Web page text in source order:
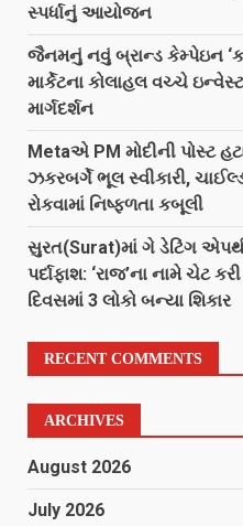
સ્પર્ધાનું આયોજન
જૈનમનું નવું બ્રાન્ડ કેમ્પેઇન
માર્કેટના કોલાહલ વચ્ચે
માર્ગદર્શન
Metaએ PM મોદીની પોસ્ટ
ઝકરબર્ગે ભૂલ સ્વીકારી,
રોકવામાં નિષ્ફળતા કબૂલી
સુરત(Surat)માં ગે ડેટિંગ
પર્દાફાશ: ‘રાજ’ના નામે ચેટ
દિવસમાં 3 લોકો બન્યા શિકાર
RECENT COMMENTS
ARCHIVES
August 2026
July 2026